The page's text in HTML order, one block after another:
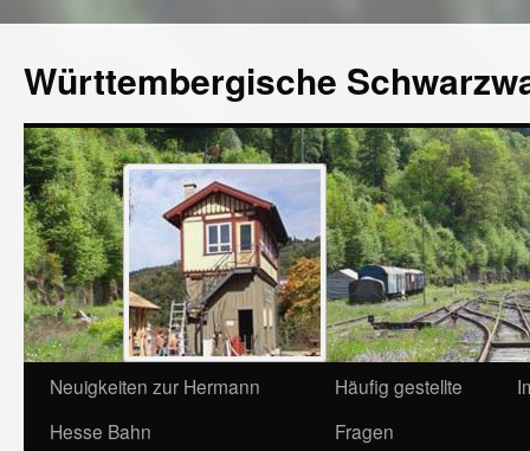
Württembergische
Neuigkeiten zur Hermann
Hesse Bahn
Häufig gestellte
Fragen